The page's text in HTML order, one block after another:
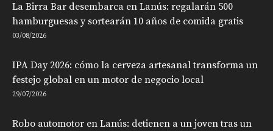
La Birra Bar desembarca en Lanús: regalarán 500
hamburguesas y sortearán 10 años de comida gratis
03/08/2026
IPA Day 2026: cómo la cerveza artesanal transforma un
festejo global en un motor de negocio local
29/07/2026
Robo automotor en Lanús: detienen a un joven tras un